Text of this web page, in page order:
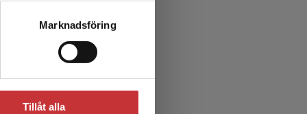
Marknadsföring
Tillåt alla